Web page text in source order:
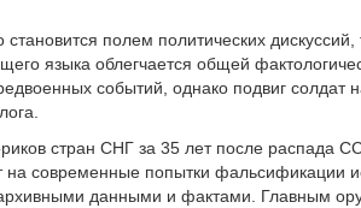
становится полем политических
языка облегчается общей
событий, однако подвиг
стран СНГ за 35 лет после распада
современные попытки фальсификации
архивными данными и фактами. Главным